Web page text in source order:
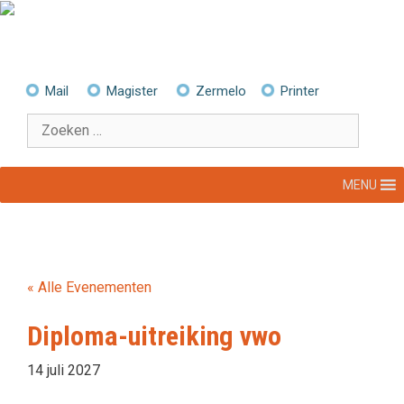
Ga
Mail Magister Zermelo Printer
Zoek
naar:
MENU
« Alle Evenementen
Diploma-uitreiking vwo
14 juli 2027